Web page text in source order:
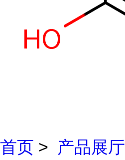
首页 > 产品展厅